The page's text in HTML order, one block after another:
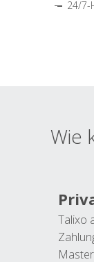
24/7-
Wie
Talixo